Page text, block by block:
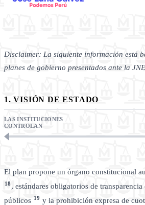
Disclaimer: La siguiente información está
planes de gobierno presentados ante la
1. VISIÓN DE ESTADO
LAS INSTITUCIONES
CONTROLAN
El plan propone un órgano constitucional
18, estándares obligatorios de
públicos 19 y la prohibición expresa de